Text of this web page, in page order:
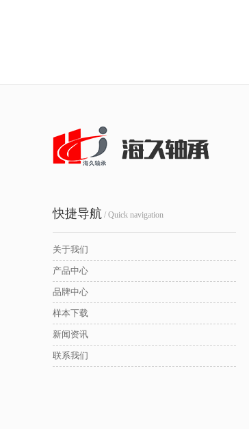
快捷导航 / Quick navigation
关于我们
产品中心
品牌中心
样本下载
新闻资讯
联系我们